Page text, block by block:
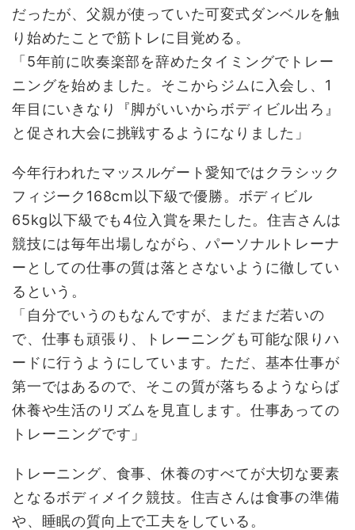
だったが、父親が使っていた可変式ダンベルを触
り始めたことで筋トレに目覚める。
「5年前に吹奏楽部を辞めたタイミングでトレー
ニングを始めました。そこからジムに入会し、1
年目にいきなり『脚がいいからボディビル出ろ』
と促され大会に挑戦するようになりました」
今年行われたマッスルゲート愛知ではクラシック
フィジーク168cm以下級で優勝。ボディビル
65kg以下級でも4位入賞を果たした。住吉さんは
競技には毎年出場しながら、パーソナルトレーナ
ーとしての仕事の質は落とさないように徹してい
るという。
「自分でいうのもなんですが、まだまだ若いの
で、仕事も頑張り、トレーニングも可能な限りハ
ードに行うようにしています。ただ、基本仕事が
第一ではあるので、そこの質が落ちるようならば
休養や生活のリズムを見直します。仕事あっての
トレーニングです」
トレーニング、食事、休養のすべてが大切な要素
となるボディメイク競技。住吉さんは食事の準備
や、睡眠の質向上で工夫をしている。